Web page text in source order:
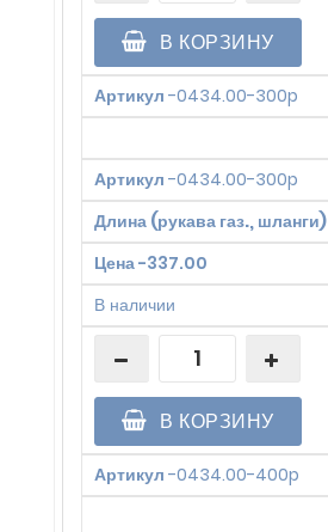
В КОРЗИНУ
Артикул -0434.00-300p
Артикул -0434.00-300p
Длина (рукава газ., шланги)
Цена-337.00
В наличии
В КОРЗИНУ
Артикул -0434.00-400p